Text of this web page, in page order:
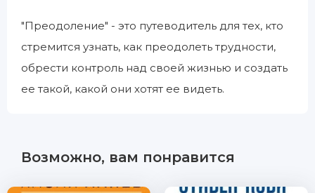
"Преодоление" - это путеводитель для тех, кто
стремится узнать, как преодолеть трудности,
обрести контроль над своей жизнью и создать
ее такой, какой они хотят ее видеть.
Возможно, вам понравится